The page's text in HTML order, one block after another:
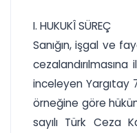
I. HUKUKÎ SÜREÇ
Sanığın, işgal ve
inceleyen Yargıtay
örneğine göre
sayılı Türk Ceza